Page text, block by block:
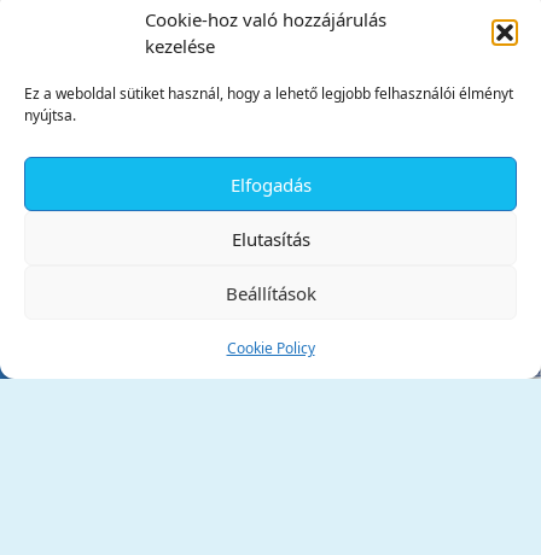
Cookie-hoz való hozzájárulás
kezelése
Ez a weboldal sütiket használ, hogy a lehető legjobb felhasználói élményt
nyújtsa.
Elfogadás
Elutasítás
Beállítások
Cookie Policy
Tata Város Önkormányzata
✕